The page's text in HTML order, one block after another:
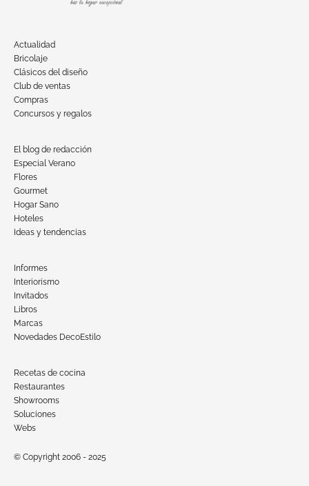
Actualidad
Bricolaje
Clásicos del diseño
Club de ventas
Compras
Concursos y regalos
El blog de redacción
Especial Verano
Flores
Gourmet
Hogar Sano
Hoteles
Ideas y tendencias
Informes
Interiorismo
Invitados
Libros
Marcas
Novedades DecoEstilo
Recetas de cocina
Restaurantes
Showrooms
Soluciones
Webs
© Copyright 2006 - 2025